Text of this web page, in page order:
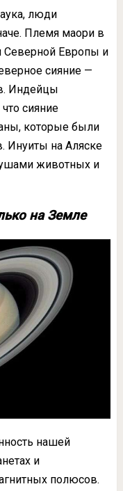
люди
Племя маори в
Северной Европы и
сияние —
Индейцы
сияние
которые были
Инуиты на Аляске
животных и
на Земле
нашей
и
полюсов.